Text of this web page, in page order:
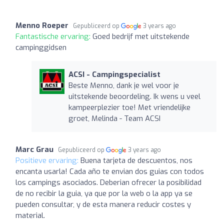
Menno Roeper Gepubliceerd op 3 years ago
Fantastische ervaring: Goed bedrijf met uitstekende
campinggidsen
ACSI - Campingspecialist
Beste Menno, dank je wel voor je
uitstekende beoordeling. Ik wens u veel
kampeerplezier toe! Met vriendelijke
groet, Melinda - Team ACSI
Marc Grau Gepubliceerd op 3 years ago
Positieve ervaring: Buena tarjeta de descuentos, nos
encanta usarla! Cada año te envian dos guias con todos
los campings asociados. Deberian ofrecer la posibilidad
de no recibir la guia, ya que por la web o la app ya se
pueden consultar, y de esta manera reducir costes y
material.